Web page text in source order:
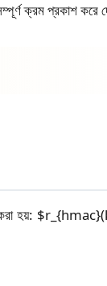
ক্রম প্রকাশ করে
করা হয়: